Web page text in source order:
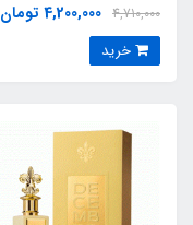
cosmopolitan
newyork)Tauer 02 L`Air du
4,710,000 4,200,000 تومان